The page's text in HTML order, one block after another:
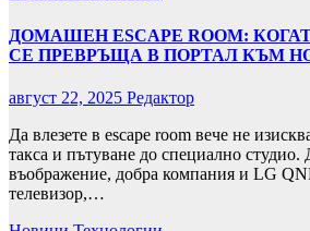
ДОМАШЕН ESCAPE ROOM:
СЕ ПРЕВРЪЩА В ПОРТАЛ КЪМ
август 22, 2025 Редактор
Да влезете в escape room вече не
такса и пътуване до специално студио.
въображение, добра компания и LG
телевизор,…